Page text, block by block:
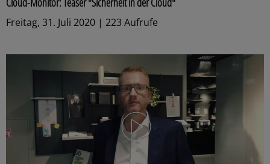
Freitag, 31. Juli 2020 | 223 Aufrufe